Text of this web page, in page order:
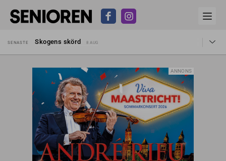
SENASTE
Skogens skörd
8 AUG
Kravet: Nu måste 65-årsgränsen bort
30 JUL
Dom öppnar för rätt till garantipension
30 JUL
Snart kan telefonförsäljning förbjudas i Sverige
Hyror rusar ifrån äldres bostadstillägg
28 JUL
Skogens skörd 8 AUG
ANNONS